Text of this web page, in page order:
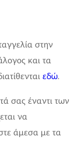
στην
και τα
εδώ.
σας έναντι των
να
άμεσα με τα